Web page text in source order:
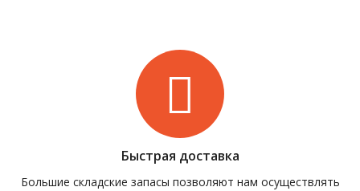
Быстрая доставка
Большие складские запасы позволяют нам осуществлять